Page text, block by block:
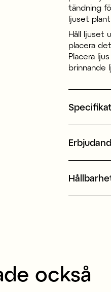
tändning
ljuset
Håll ljuset
placera
Placera
brinnande
också